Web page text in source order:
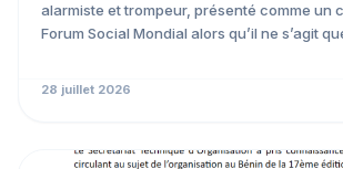
alarmiste et trompeur, présenté comme un
Forum Social Mondial alors qu’il ne s’agit
28 juillet 2026